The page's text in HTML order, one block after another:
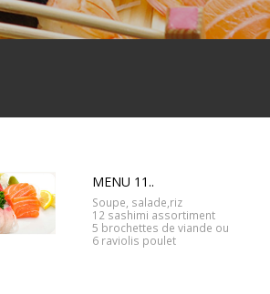
MENU 11..
Soupe, salade,riz
12 sashimi assortiment
5 brochettes de viande ou
6 raviolis poulet